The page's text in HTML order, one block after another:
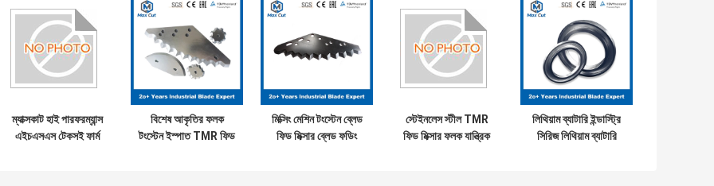
ম্যাক্সকাট হাই পারফরম্যান্স
এইচএসএস টেকসই ফার্ম
বিশেষ আকৃতির ফলক
টংস্টেন ইস্পাত TMR ফিড
মিক্সিং মেশিন টংস্টেন ব্লেড
ফিড মিক্সার ব্লেড ফডিং
স্টেইনলেস স্টীল TMR
ফিড মিক্সার ফলক যান্ত্রিক
লিথিয়াম ব্যাটারি ইন্ডাস্ট্রি
সিরিজ লিথিয়াম ব্যাটারি